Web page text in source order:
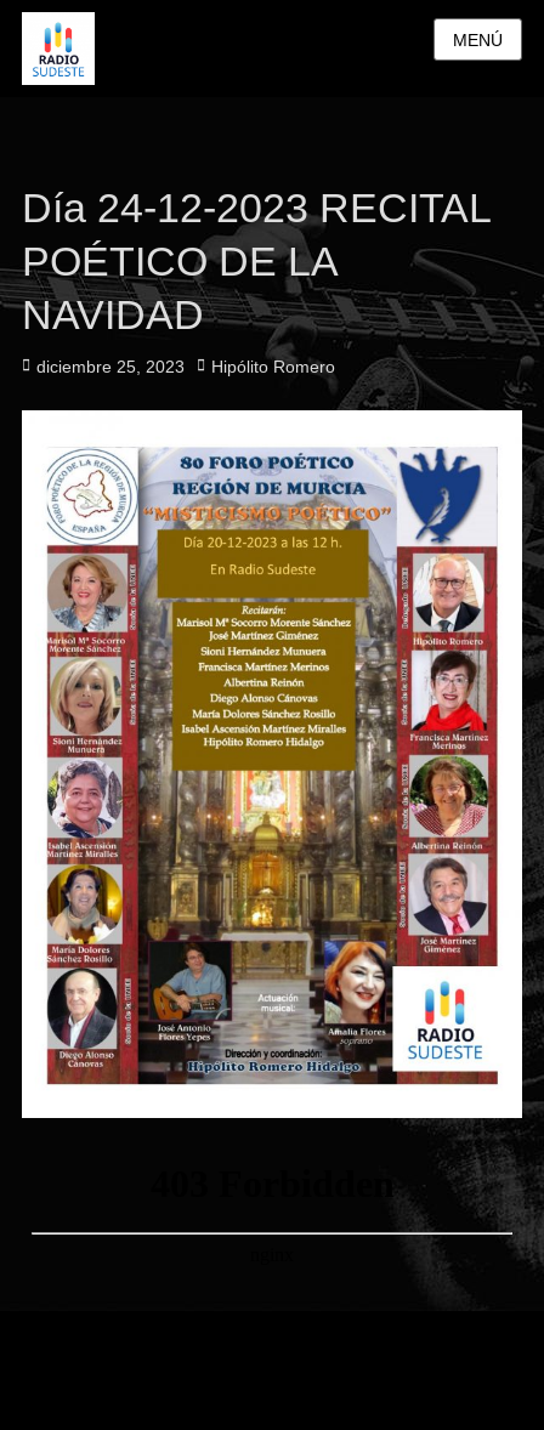
MENÚ
Día 24-12-2023 RECITAL
POÉTICO DE LA
NAVIDAD
Publicado
diciembre 25, 2023 Autor
Hipólito Romero